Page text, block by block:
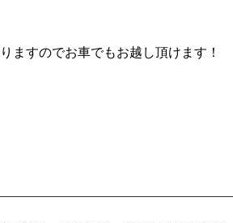
ますのでお車でもお越し頂けます！